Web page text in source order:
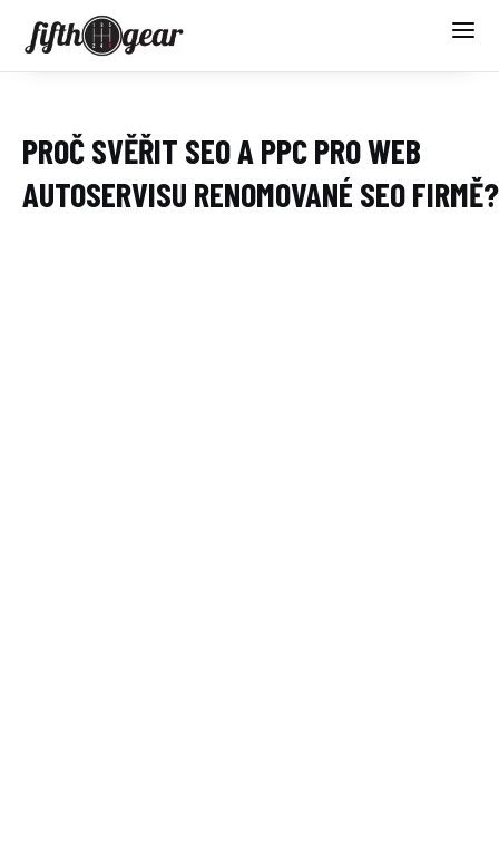
PROČ SVĚŘIT SEO A PPC PRO WEB
AUTOSERVISU RENOMOVANÉ SEO FIRMĚ?